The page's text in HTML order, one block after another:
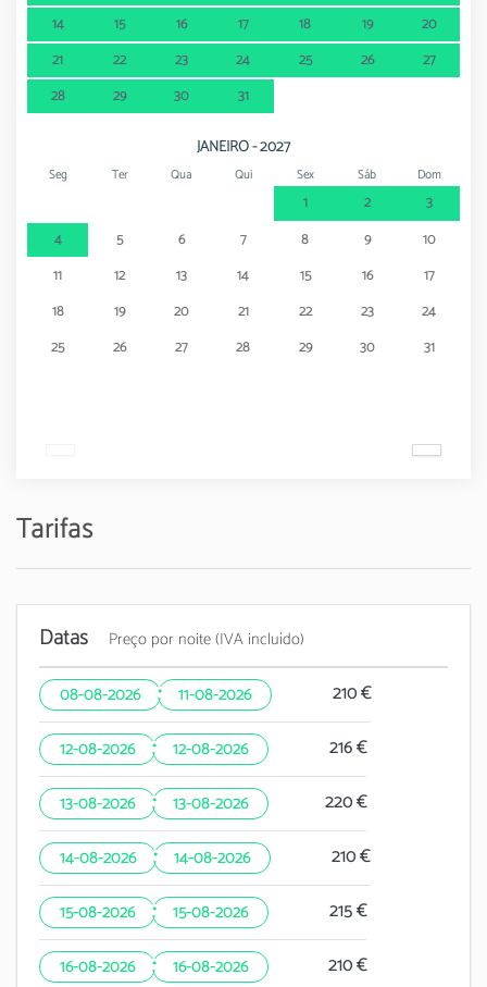
14 15 16 17 18 19
20
21
22 23 24 25 26
27
28
29 30 31
JANEIRO - 2027
Seg Ter Qua Qui Sex Sáb Dom
1 2
3
4
5 6 7 8 9
10
11
12 13 14 15 16
17
18
19 20 21 22 23
24
25
26 27 28 29 30 31
Tarifas
Datas Preço por noite (IVA incluído)
08-08-2026 · 11-08-2026 210 €
12-08-2026 · 12-08-2026 216 €
13-08-2026 · 13-08-2026 220 €
14-08-2026 · 14-08-2026 210 €
15-08-2026 · 15-08-2026 215 €
16-08-2026 · 16-08-2026 210 €